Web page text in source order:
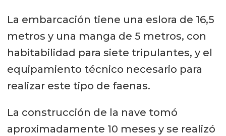
La embarcación tiene una eslora de 16,5
metros y una manga de 5 metros, con
habitabilidad para siete tripulantes, y el
equipamiento técnico necesario para
realizar este tipo de faenas.
La construcción de la nave tomó
aproximadamente 10 meses y se realizó